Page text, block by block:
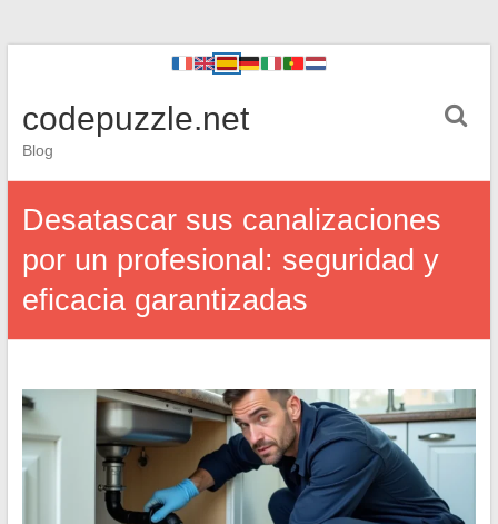
codepuzzle.net
Blog
Desatascar sus canalizaciones
por un profesional: seguridad y
eficacia garantizadas